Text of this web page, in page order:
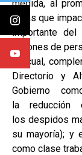
medida, al
cifras que
importante del
millones de
Lo cual,
Directorio y
Gobierno
la reducción
los despidos
su mayoría); y
como clase